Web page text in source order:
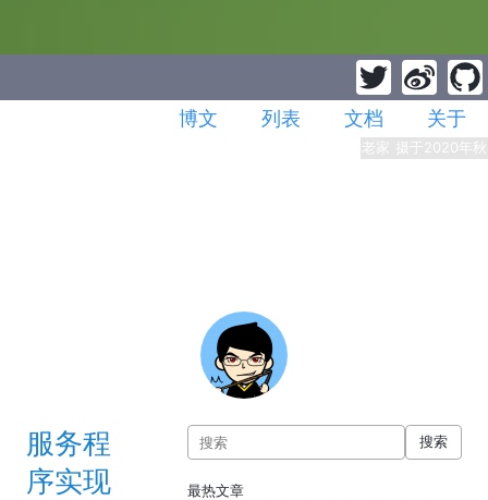
博文 列表 文档 关于
老家 摄于2020年秋
服务程
序实现
搜索
最热文章